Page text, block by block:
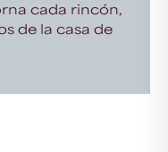
cada rincón,
de la casa de